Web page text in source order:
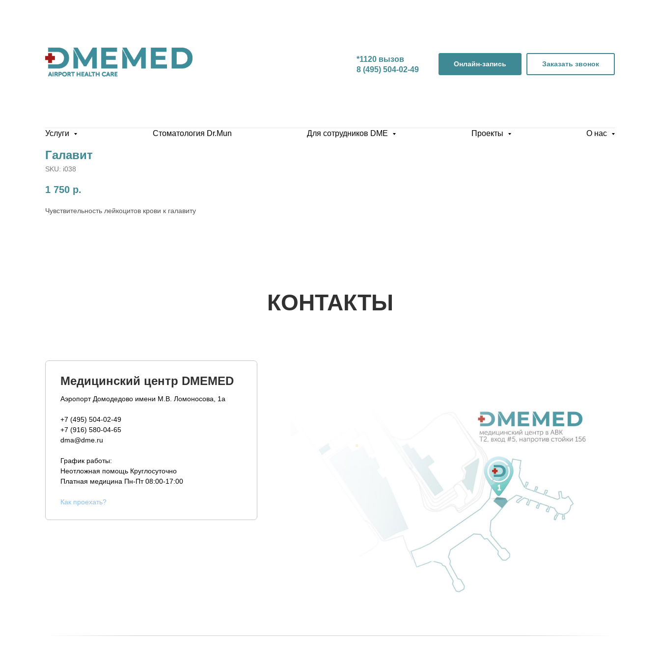
*1120 вызов
8 (495) 504-02-49
Онлайн-запись Заказать звонок
Услуги Стоматология Dr.Mun Для сотрудников DME Проекты О нас
Галавит
SKU: i038
1 750 р.
Чувствительность лейкоцитов крови к галавиту
КОНТАКТЫ
Медицинский центр DMEMED
Аэропорт Домодедово имени М.В. Ломоносова, 1а
+7 (495) 504-02-49
+7 (916) 580-04-65
dma@dme.ru
График работы:
Неотложная помощь Круглосуточно
Платная медицина Пн-Пт 08:00-17:00
Как проехать?